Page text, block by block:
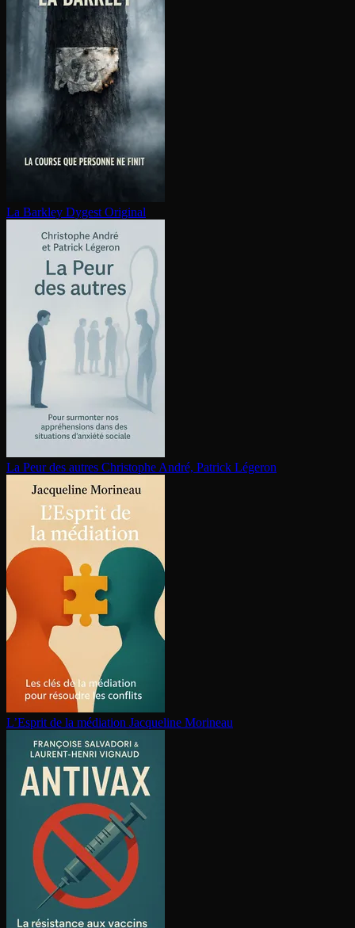
La Barkley Dygest Original
La Peur des autres Christophe André, Patrick Légeron
L’Esprit de la médiation Jacqueline Morineau